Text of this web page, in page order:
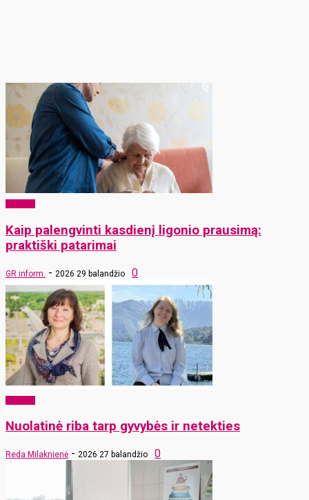
Kaip palengvinti kasdienį ligonio prausimą:
praktiški patarimai
GR inform. - 2026 29 balandžio 0
Nuolatinė riba tarp gyvybės ir netekties
Reda Milaknienė - 2026 27 balandžio 0